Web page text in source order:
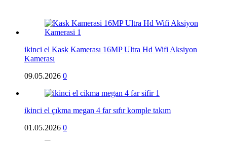
ikinci el Kask Kamerası 16MP Ultra Hd Wifi Aksiyon
Kamerası
09.05.2026 0
ikinci el çıkma megan 4 far sıfır komple takım
01.05.2026 0